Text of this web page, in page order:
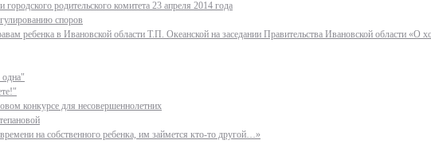
родительского комитета 23 апреля 2014 года
споров
ребенка в Ивановской области Т.П. Океанской на заседании Правительства Ивановской области «О
конкурсе для несовершеннолетних
на собственного ребенка, им займется кто-то другой…»